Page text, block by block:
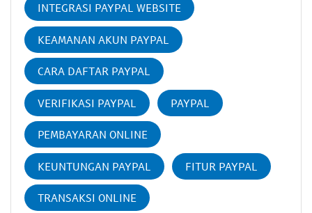
INTEGRASI PAYPAL WEBSITE
KEAMANAN AKUN PAYPAL
CARA DAFTAR PAYPAL
VERIFIKASI PAYPAL PAYPAL
PEMBAYARAN ONLINE
KEUNTUNGAN PAYPAL FITUR PAYPAL
TRANSAKSI ONLINE